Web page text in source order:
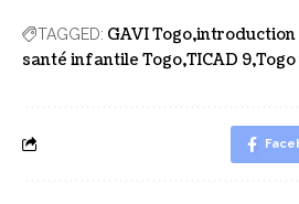
TAGGED: GAVI Togo introduction
santé infantile Togo TICAD 9